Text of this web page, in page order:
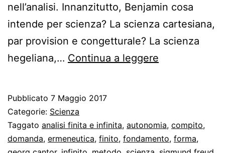
nell’analisi. Innanzitutto, Benjamin cosa
intende per scienza? La scienza cartesiana,
par provision e congetturale? La scienza
hegeliana,… Continua a leggere
psicanalisi
come
Pubblicato 7 Maggio 2017
Categorie: Scienza
Taggato analisi finita e infinita, autonomia, compito,
domanda, ermeneutica, finito, fondamento, forma,